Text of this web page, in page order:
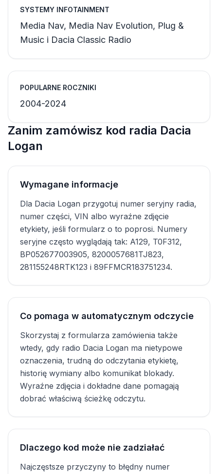
SYSTEMY INFOTAINMENT
Media Nav, Media Nav Evolution, Plug &
Music i Dacia Classic Radio
POPULARNE ROCZNIKI
2004-2024
Zanim zamówisz kod radia Dacia
Logan
Wymagane informacje
Dla Dacia Logan przygotuj numer seryjny radia,
numer części, VIN albo wyraźne zdjęcie
etykiety, jeśli formularz o to poprosi. Numery
seryjne często wyglądają tak: A129, T0F312,
BP052677003905, 8200057681TJ823,
281155248RTK123 i 89FFMCR183751234.
Co pomaga w automatycznym odczycie
Skorzystaj z formularza zamówienia także
wtedy, gdy radio Dacia Logan ma nietypowe
oznaczenia, trudną do odczytania etykietę,
historię wymiany albo komunikat blokady.
Wyraźne zdjęcia i dokładne dane pomagają
dobrać właściwą ścieżkę odczytu.
Dlaczego kod może nie zadziałać
Najczęstsze przyczyny to błędny numer